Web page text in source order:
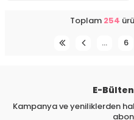
Toplam 254
…
6
E-
Kampanya ve yeniliklerden